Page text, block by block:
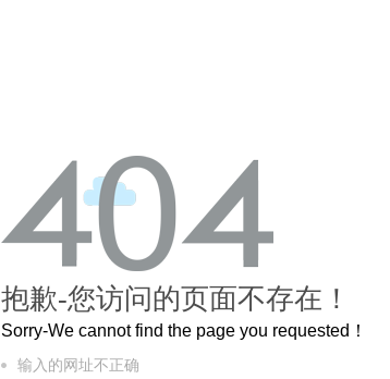
抱歉-您访问的页面不存在！
Sorry-We cannot find the page you requested！
输入的网址不正确